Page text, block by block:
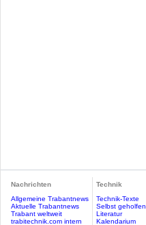
Nachrichten
Allgemeine Trabantnews
Aktuelle Trabantnews
Trabant weltweit
trabitechnik.com intern
Technik
Technik-Texte
Selbst geholfen
Literatur
Kalendarium